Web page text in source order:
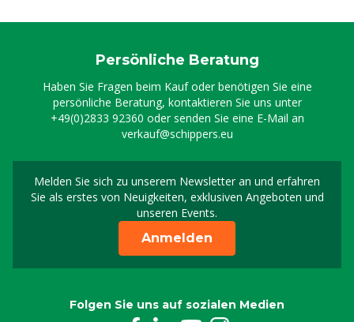
Persönliche Beratung
Haben Sie Fragen beim Kauf oder benötigen Sie eine
persönliche Beratung, kontaktieren Sie uns unter
+49(0)2833 92360 oder senden Sie eine E-Mail an
verkauf@schippers.eu
Melden Sie sich zu unserem Newsletter an und erfahren
Sie als erstes von Neuigkeiten, exklusiven Angeboten und
unseren Events.
Melden Sie sich für
Anmelden
Folgen Sie uns auf sozialen Medien